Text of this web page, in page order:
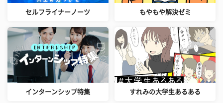
セルフライナーノーツ もやもや解決ゼミ
インターンシップ特集 すれみの大学生あるある